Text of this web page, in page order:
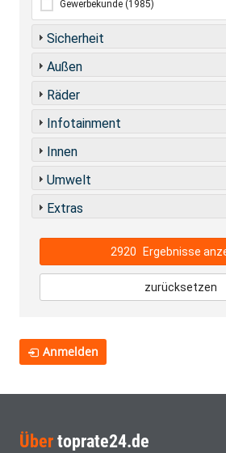
Gewerbekunde (1985)
Sicherheit
Außen
Räder
Infotainment
Innen
Umwelt
Extras
2920 Ergebnisse
zurücksetzen
Anmelden
Über toprate24.de